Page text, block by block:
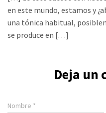
en este mundo, estamos y
una tónica habitual,
se produce en […]
Deja un
Nombre *